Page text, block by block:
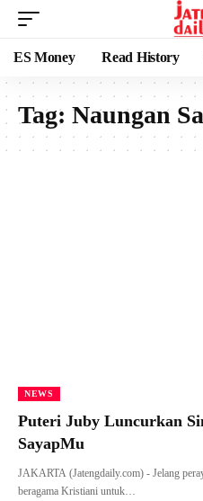
ES Money Read History
Tag: Naungan
NEWS
Puteri Juby Luncurkan
SayapMu
JAKARTA (Jatengdaily.com) - Jelang
beragama Kristiani untuk…